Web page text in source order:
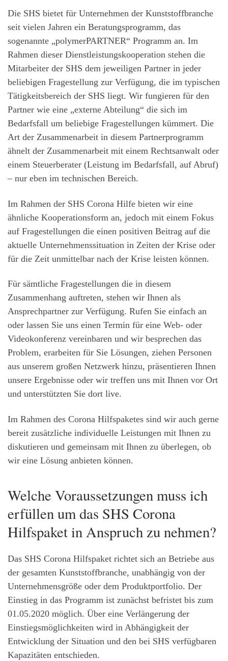
Die SHS bietet für Unternehmen der Kunststoffbranche
seit vielen Jahren ein Beratungsprogramm, das
sogenannte „polymerPARTNER“ Programm an. Im
Rahmen dieser Dienstleistungskooperation stehen die
Mitarbeiter der SHS dem jeweiligen Partner in jeder
beliebigen Fragestellung zur Verfügung, die im typischen
Tätigkeitsbereich der SHS liegt. Wir fungieren für den
Partner wie eine „externe Abteilung“ die sich im
Bedarfsfall um beliebige Fragestellungen kümmert. Die
Art der Zusammenarbeit in diesem Partnerprogramm
ähnelt der Zusammenarbeit mit einem Rechtsanwalt oder
einem Steuerberater (Leistung im Bedarfsfall, auf Abruf)
– nur eben im technischen Bereich.
Im Rahmen der SHS Corona Hilfe bieten wir eine
ähnliche Kooperationsform an, jedoch mit einem Fokus
auf Fragestellungen die einen positiven Beitrag auf die
aktuelle Unternehmenssituation in Zeiten der Krise oder
für die Zeit unmittelbar nach der Krise leisten können.
Für sämtliche Fragestellungen die in diesem
Zusammenhang auftreten, stehen wir Ihnen als
Ansprechpartner zur Verfügung. Rufen Sie einfach an
oder lassen Sie uns einen Termin für eine Web- oder
Videokonferenz vereinbaren und wir besprechen das
Problem, erarbeiten für Sie Lösungen, ziehen Personen
aus unserem großen Netzwerk hinzu, präsentieren Ihnen
unsere Ergebnisse oder wir treffen uns mit Ihnen vor Ort
und unterstützten Sie dort live.
Im Rahmen des Corona Hilfspaketes sind wir auch gerne
bereit zusätzliche individuelle Leistungen mit Ihnen zu
diskutieren und gemeinsam mit Ihnen zu überlegen, ob
wir eine Lösung anbieten können.
Welche Voraussetzungen muss ich
erfüllen um das SHS Corona
Hilfspaket in Anspruch zu nehmen?
Das SHS Corona Hilfspaket richtet sich an Betriebe aus
der gesamten Kunststoffbranche, unabhängig von der
Unternehmensgröße oder dem Produktportfolio. Der
Einstieg in das Programm ist zunächst befristet bis zum
01.05.2020 möglich. Über eine Verlängerung der
Einstiegsmöglichkeiten wird in Abhängigkeit der
Entwicklung der Situation und den bei SHS verfügbaren
Kapazitäten entschieden.